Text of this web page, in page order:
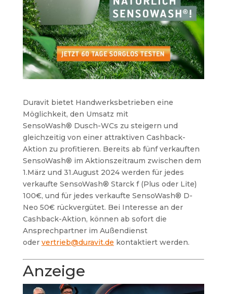
Duravit bietet Handwerksbetrieben eine
Möglichkeit, den Umsatz mit
SensoWash® Dusch-WCs zu steigern und
gleichzeitig von einer attraktiven Cashback-
Aktion zu profitieren. Bereits ab fünf verkauften
SensoWash® im Aktionszeitraum zwischen dem
1.März und 31.August 2024 werden für jedes
verkaufte SensoWash® Starck f (Plus oder Lite)
100€, und für jedes verkaufte SensoWash® D-
Neo 50€ rückvergütet. Bei Interesse an der
Cashback-Aktion, können ab sofort die
Ansprechpartner im Außendienst
oder vertrieb@duravit.de kontaktiert werden.
Anzeige